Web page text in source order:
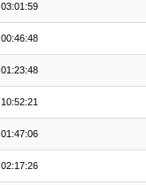
03:01:59
00:46:48
01:23:48
10:52:21
01:47:06
02:17:26